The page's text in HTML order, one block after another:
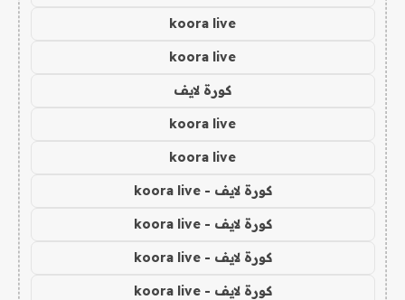
koora live
koora live
كورة لايف
koora live
koora live
كورة لايف - koora live
كورة لايف - koora live
كورة لايف - koora live
كورة لايف - koora live